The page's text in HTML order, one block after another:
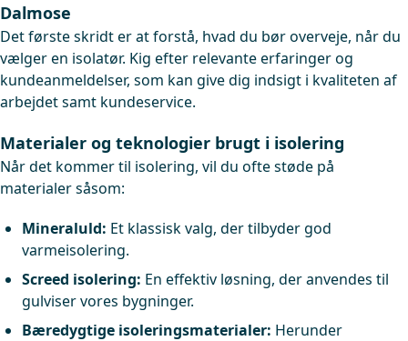
Dalmose
Det første skridt er at forstå, hvad du bør overveje, når du
vælger en isolatør. Kig efter relevante erfaringer og
kundeanmeldelser, som kan give dig indsigt i kvaliteten af
arbejdet samt kundeservice.
Materialer og teknologier brugt i isolering
Når det kommer til isolering, vil du ofte støde på
materialer såsom:
Mineraluld: Et klassisk valg, der tilbyder god
varmeisolering.
Screed isolering: En effektiv løsning, der anvendes til
gulviser vores bygninger.
Bæredygtige isoleringsmaterialer: Herunder